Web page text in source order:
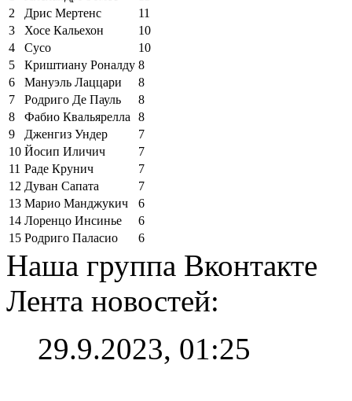
2
Дрис Мертенс
11
3
Хосе Кальехон
10
4
Сусо
10
5
Криштиану Роналду 8
6
Мануэль Лаццари
8
7
Родриго Де Пауль
8
8
Фабио Квальярелла
8
9
Дженгиз Ундер
7
10 Йосип Иличич
7
11 Раде Крунич
7
12 Дуван Сапата
7
13 Марио Манджукич
6
14 Лоренцо Инсинье
6
15 Родриго Паласио 6
Наша группа Вконтакте
Лента новостей:
29.9.2023, 01:25